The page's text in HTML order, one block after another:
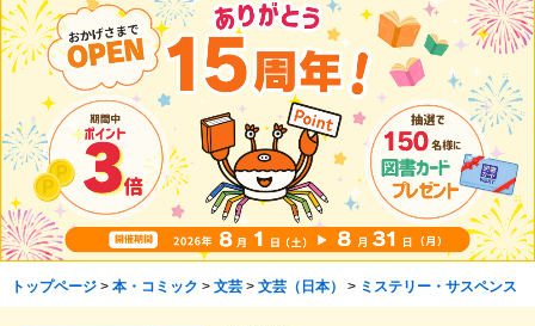
トップページ> 本・コミック > 文芸> 文芸（日本） > ミステリー・サスペンス